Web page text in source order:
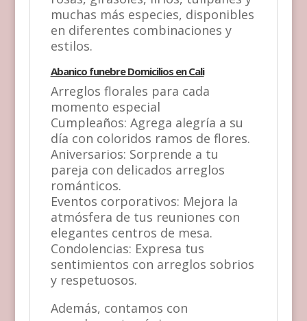
muchas más especies, disponibles
en diferentes combinaciones y
estilos.
Abanico funebre Domicilios en Cali
Arreglos florales para cada
momento especial
Cumpleaños: Agrega alegría a su
día con coloridos ramos de flores.
Aniversarios: Sorprende a tu
pareja con delicados arreglos
románticos.
Eventos corporativos: Mejora la
atmósfera de tus reuniones con
elegantes centros de mesa.
Condolencias: Expresa tus
sentimientos con arreglos sobrios
y respetuosos.
Además, contamos con